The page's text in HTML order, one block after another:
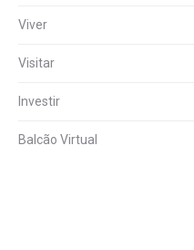
Viver
Visitar
Investir
Balcão Virtual